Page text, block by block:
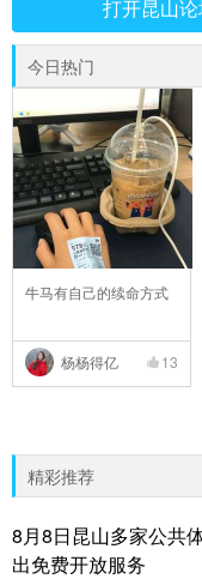
打开昆山
今日热门
牛马有自己的续命方式
杨杨得亿 13
精彩推荐
8月8日昆山多家公共
出免费开放服务